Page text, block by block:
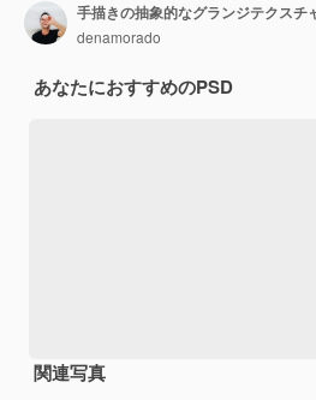
手描きの抽象的なグランジテクスチ
denamorado
あなたにおすすめのPSD
関連写真